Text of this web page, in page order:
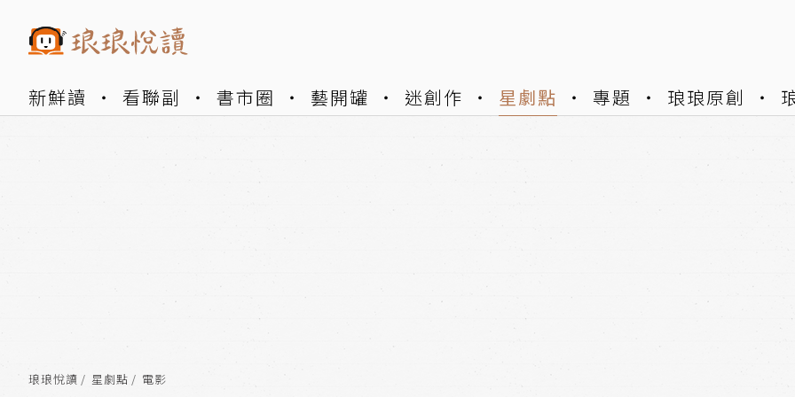
新鮮讀 看聯副 書市圈 藝開罐 迷創作 星劇點 專題 琅琅原創
琅琅悅讀 星劇點 電影